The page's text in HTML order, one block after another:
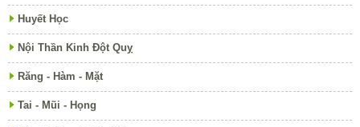
Huyết Học
Nội Thần Kinh Đột Quỵ
Răng - Hàm - Mặt
Tai - Mũi - Họng